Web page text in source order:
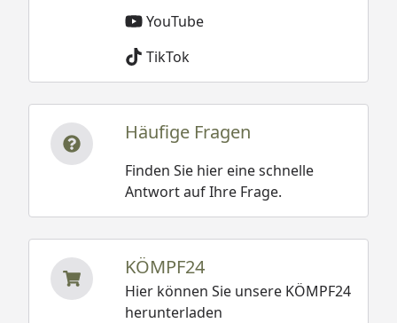
YouTube
TikTok
Häufige Fragen
Finden Sie hier eine schnelle
Antwort auf Ihre Frage.
KÖMPF24
Hier können Sie unsere KÖMPF24
herunterladen